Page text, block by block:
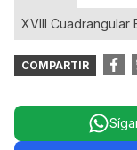
XVIII
COMPARTIR